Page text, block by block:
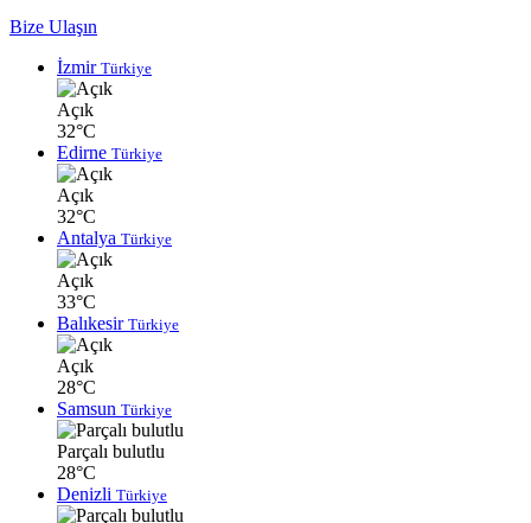
Bize Ulaşın
İzmir Türkiye
Açık
32°C
Edirne Türkiye
Açık
32°C
Antalya Türkiye
Açık
33°C
Balıkesir Türkiye
Açık
28°C
Samsun Türkiye
Parçalı bulutlu
28°C
Denizli Türkiye